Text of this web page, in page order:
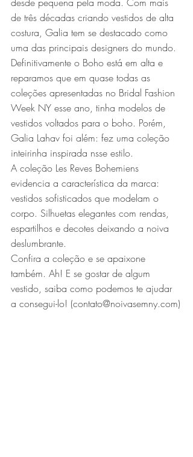
de três décadas criando vestidos de alta
costura, Galia tem se destacado como
uma das principais designers do mundo.
Definitivamente o Boho está em alta e
reparamos que em quase todas as
coleções apresentadas no Bridal Fashion
Week NY esse ano, tinha modelos de
vestidos voltados para o boho. Porém,
Galia Lahav foi além: fez uma coleção
inteirinha inspirada nsse estilo.
A coleção Les Reves Bohemiens
evidencia a característica da marca:
vestidos sofisticados que modelam o
corpo. Silhuetas elegantes com rendas,
espartilhos e decotes deixando a noiva
deslumbrante.
Confira a coleção e se apaixone
também. Ah! E se gostar de algum
vestido, saiba como podemos te ajudar
a consegui-lo! (contato@noivasemny.com)